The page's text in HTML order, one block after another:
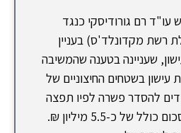
עו"ד רם גורודיסקי כנגד
רשת מקדונלד'ס) בעניין
שעניינה בטענה שהמשיבה
בשטחים החיצוניים של
להסדר פשרה לפיו תפצה
אלוניאל את הציבור בסכום כולל של כ-5.5 מיליון ₪.